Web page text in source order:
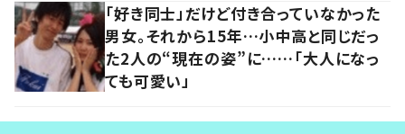
「好き同士」だけど付き合っていなかった
男女。それから15年…小中高と同じだっ
た2人の“現在の姿”に……「大人になっ
ても可愛い」